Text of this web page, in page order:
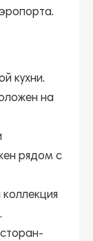
кухни.
на
рядом с